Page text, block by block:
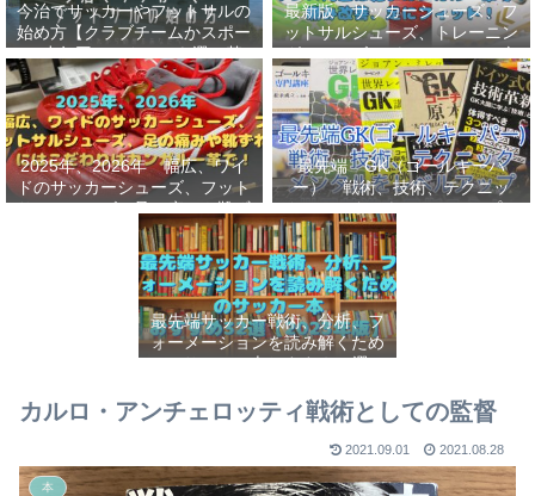
今治でサッカーやフットサルの
始め方【クラブチームかスポー
ツ少年団かスクールを選ぶ基
準】小学生、幼児（年長・年
中）、サッカー
最新版 サッカーシューズ、フ
ットサルシューズ、トレーニン
グシューズのパフォーマンス向
上は軽いカンガルー革で！痛み
改善、足にフィット！
2025年、2026年 幅広、ワイ
ドのサッカーシューズ、フット
サルシューズ、足の痛みや靴ず
れにはこだわりはカンガルー革
で！
最先端 GK（ゴールキーパ
ー） 戦術、技術、テクニッ
ク、メンタルをレベルアップし
世界基準へ 練習メニューなど
選手、指導者おすすめ本 11
選
最先端サッカー戦術、分析、フ
ォーメーションを読み解くため
のサッカー本おすすめ32選
カルロ・アンチェロッティ戦術としての監督
2021.09.01 2021.08.28
本